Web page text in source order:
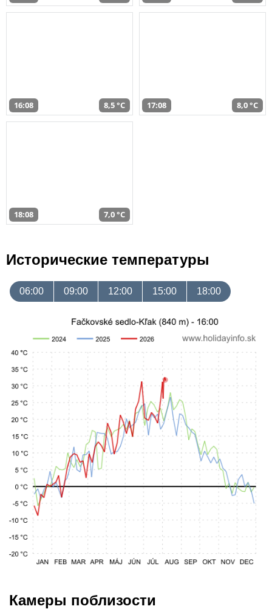
16:08 8,5 °C 17:08 8,0 °C
18:08 7,0 °C
Исторические температуры
06:00 09:00 12:00 15:00 18:00
Камеры поблизости